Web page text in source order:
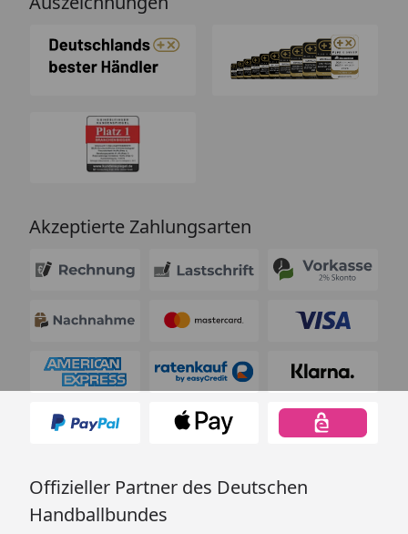
Akzeptierte Zahlungsarten
Offizieller Partner des Deutschen
Handballbundes